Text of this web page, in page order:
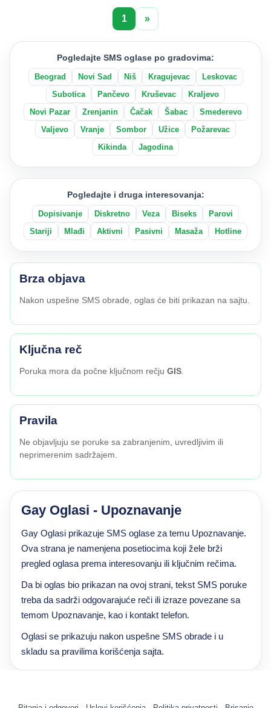
1 »
Pogledajte SMS oglase po gradovima:
Beograd Novi Sad Niš Kragujevac
Leskovac
Subotica
Pančevo Kruševac
Kraljevo
Novi Pazar
Zrenjanin Čačak Šabac
Smederevo
Valjevo
Vranje Sombor Užice
Požarevac
Kikinda
Jagodina
Pogledajte i druga interesovanja:
Dopisivanje Diskretno Veza Biseks
Parovi
Stariji
Mlađi Aktivni Pasivni Masaža Hotline
Brza objava
Nakon uspešne SMS obrade, oglas će biti prikazan na sajtu.
Ključna reč
Poruka mora da počne ključnom rečju GIS
Pravila
Ne objavljuju se poruke sa zabranjenim, uvredljivim ili
neprimerenim sadržajem.
Gay Oglasi - Upoznavanje
Gay Oglasi prikazuje SMS oglase za temu Upoznavanje.
Ova strana je namenjena posetiocima koji žele brži
pregled oglasa prema interesovanju ili ključnim rečima.
Da bi oglas bio prikazan na ovoj strani, tekst SMS poruke
treba da sadrži odgovarajuće reči ili izraze povezane sa
temom Upoznavanje, kao i kontakt telefon.
Oglasi se prikazuju nakon uspešne SMS obrade i u
skladu sa pravilima korišćenja sajta.